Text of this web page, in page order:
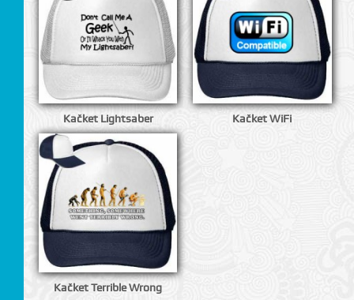
Kačket Lightsaber Kačket WiFi
Kačket Terrible Wrong